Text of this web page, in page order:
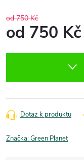
od 750 Kč
od 750 Kč
Dotaz k produktu
Značka:Green Planet